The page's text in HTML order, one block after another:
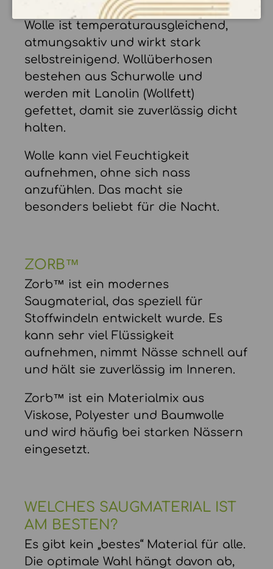
SCHAFWOLLE
Wolle ist temperaturausgleichend,
atmungsaktiv und wirkt stark
selbstreinigend. Wollüberhosen
bestehen aus Schurwolle und
werden mit Lanolin (Wollfett)
gefettet, damit sie zuverlässig dicht
halten.
Wolle kann viel Feuchtigkeit
aufnehmen, ohne sich nass
anzufühlen. Das macht sie
besonders beliebt für die Nacht.
ZORB™
Zorb™ ist ein modernes
Saugmaterial, das speziell für
Stoffwindeln entwickelt wurde. Es
kann sehr viel Flüssigkeit
aufnehmen, nimmt Nässe schnell auf
und hält sie zuverlässig im Inneren.
Zorb™ ist ein Materialmix aus
Viskose, Polyester und Baumwolle
und wird häufig bei starken Nässern
eingesetzt.
WELCHES SAUGMATERIAL IST
AM BESTEN?
Es gibt kein „bestes“ Material für alle.
Die optimale Wahl hängt davon ab,